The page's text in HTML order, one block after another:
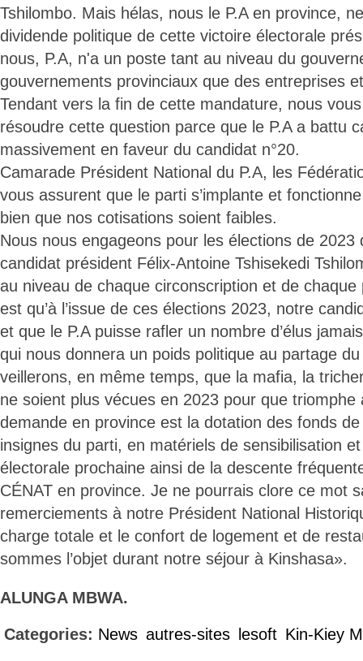
Tshilombo. Mais hélas, nous le P.A en province,
dividende politique de cette victoire électorale
nous, P.A, n'a un poste tant au niveau du
gouvernements provinciaux que des entreprises
Tendant vers la fin de cette mandature, nous
résoudre cette question parce que le P.A a battu
massivement en faveur du candidat n°20.
Camarade Président National du P.A, les
vous assurent que le parti s’implante et
bien que nos cotisations soient faibles.
Nous nous engageons pour les élections de 2023
candidat président Félix-Antoine Tshisekedi
au niveau de chaque circonscription et de
est qu’à l’issue de ces élections 2023, notre
et que le P.A puisse rafler un nombre d’élus
qui nous donnera un poids politique au partage
veillerons, en même temps, que la mafia, la
ne soient plus vécues en 2023 pour que triomphe
demande en province est la dotation des fonds
insignes du parti, en matériels de sensibilisation
électorale prochaine ainsi de la descente
CÉNAT en province. Je ne pourrais clore ce mot
remerciements à notre Président National
charge totale et le confort de logement et de
sommes l’objet durant notre séjour à Kinshasa».
ALUNGA MBWA.
Categories: News autres-sites lesoft Kin-Kiey